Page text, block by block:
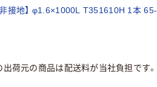
接地】 φ1.6×1000L T351610H 1本 65-
出荷元の商品は配送料が当社負担です。